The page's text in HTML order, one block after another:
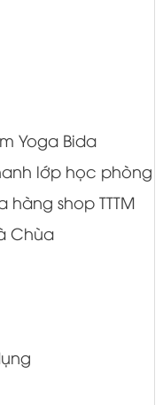
Yoga Bida
lớp học phòng
hàng shop TTTM
Chùa